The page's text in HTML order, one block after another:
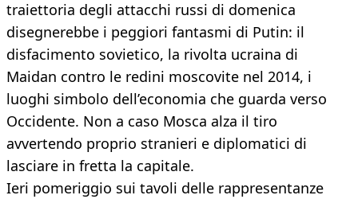
traiettoria degli attacchi russi di domenica
disegnerebbe i peggiori fantasmi di Putin: il
disfacimento sovietico, la rivolta ucraina di
Maidan contro le redini moscovite nel 2014, i
luoghi simbolo dell’economia che guarda verso
Occidente. Non a caso Mosca alza il tiro
avvertendo proprio stranieri e diplomatici di
lasciare in fretta la capitale.
Ieri pomeriggio sui tavoli delle rappresentanze